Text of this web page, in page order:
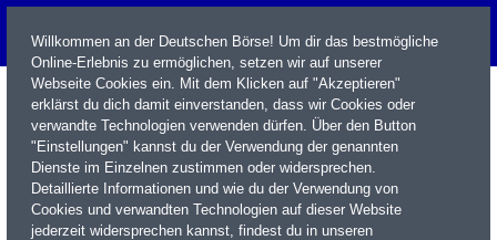
Name / WKN / ISIN / Kürzel
Willkommen an der Deutschen Börse! Um dir das bestmögliche
Online-Erlebnis zu ermöglichen, setzen wir auf unserer
Webseite Cookies ein. Mit dem Klicken auf "Akzeptieren"
erklärst du dich damit einverstanden, dass wir Cookies oder
verwandte Technologien verwenden dürfen. Über den Button
"Einstellungen" kannst du der Verwendung der genannten
Dienste im Einzelnen zustimmen oder widersprechen.
Detaillierte Informationen und wie du der Verwendung von
Cookies und verwandten Technologien auf dieser Website
jederzeit widersprechen kannst, findest du in unseren